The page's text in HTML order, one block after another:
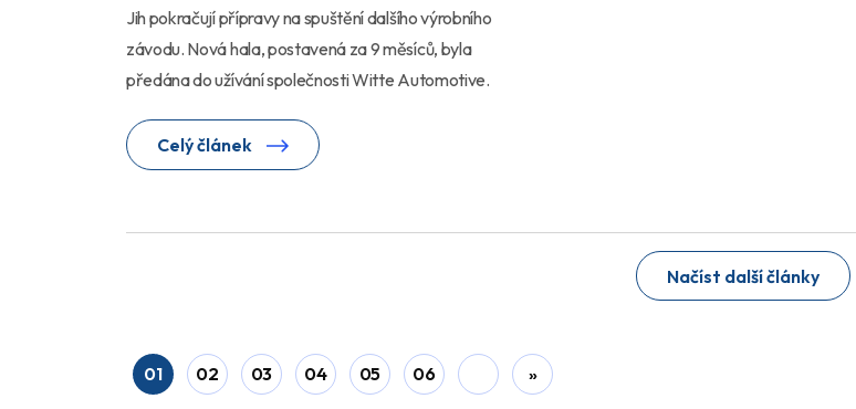
Jih pokračují přípravy na spuštění dalšího výrobního
závodu. Nová hala, postavená za 9 měsíců, byla
předána do užívání společnosti Witte Automotive.
Celý článek
Načíst další články
01 02 03 04 05 06 »